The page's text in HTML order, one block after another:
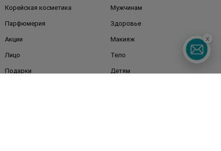
Корейская косметика Мужчинам
Парфюмерия Здоровье
Акции Макияж
Лицо Тело
Подарки Детям
x